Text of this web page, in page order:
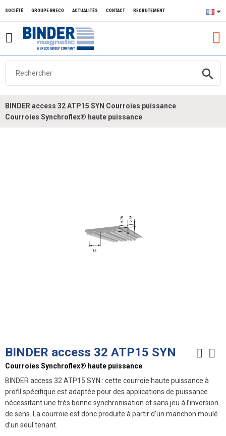
search
SOCIÉTÉ GROUPE BRECO ACTUALITÉS CONTACT RECRUTEMENT
BINDER access 32 ATP15 SYN Courroies puissance
Courroies Synchroflex® haute puissance
BINDER access 32 ATP15 SYN
Courroies Synchroflex® haute puissance
BINDER access 32 ATP15 SYN : cette courroie haute puissance à
profil spécifique est adaptée pour des applications de puissance
nécessitant une très bonne synchronisation et sans jeu à l’inversion
de sens. La courroie est donc produite à partir d’un manchon moulé
d’un seul tenant.